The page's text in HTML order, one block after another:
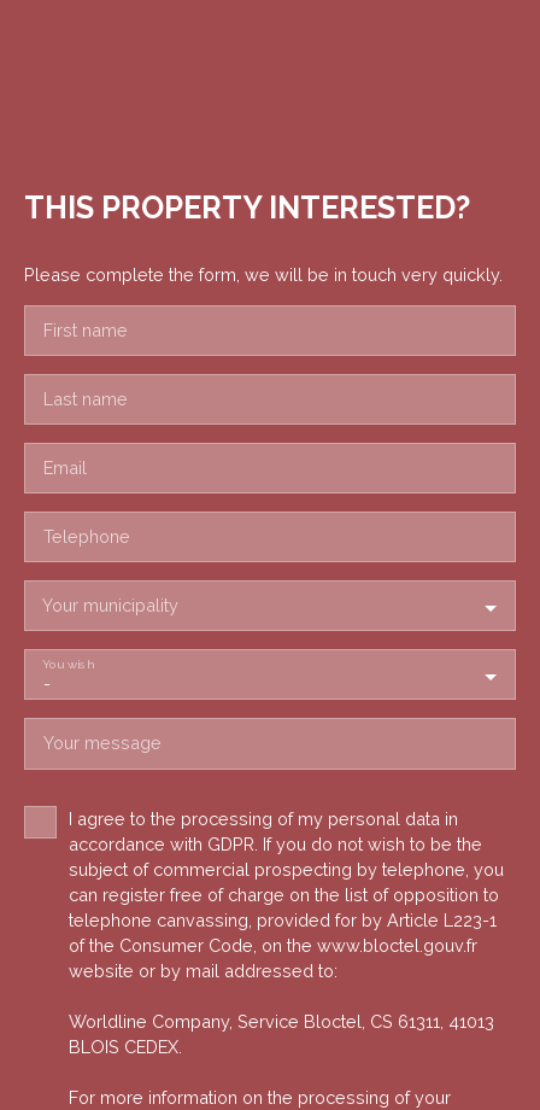
THIS PROPERTY INTERESTED?
Please complete the form, we will be in touch very quickly.
First name
Last name
Email
Telephone
Your municipality
-
You wish
Your message
I agree to the processing of my personal data in
accordance with GDPR. If you do not wish to be the
subject of commercial prospecting by telephone, you
can register free of charge on the list of opposition to
telephone canvassing, provided for by Article L223-1
of the Consumer Code, on the www.bloctel.gouv.fr
website or by mail addressed to:
Worldline Company, Service Bloctel, CS 61311, 41013
BLOIS CEDEX.
For more information on the processing of your